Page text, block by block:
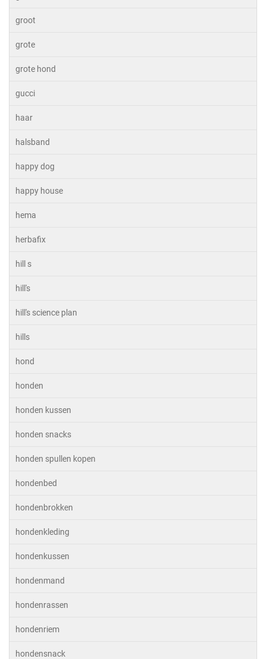
groot
grote
grote hond
gucci
haar
halsband
happy dog
happy house
hema
herbafix
hill s
hill's
hill's science plan
hills
hond
honden
honden kussen
honden snacks
honden spullen kopen
hondenbed
hondenbrokken
hondenkleding
hondenkussen
hondenmand
hondenrassen
hondenriem
hondensnack